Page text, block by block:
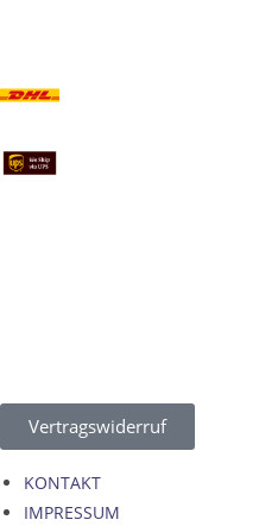
Vertragswiderruf
KONTAKT
IMPRESSUM